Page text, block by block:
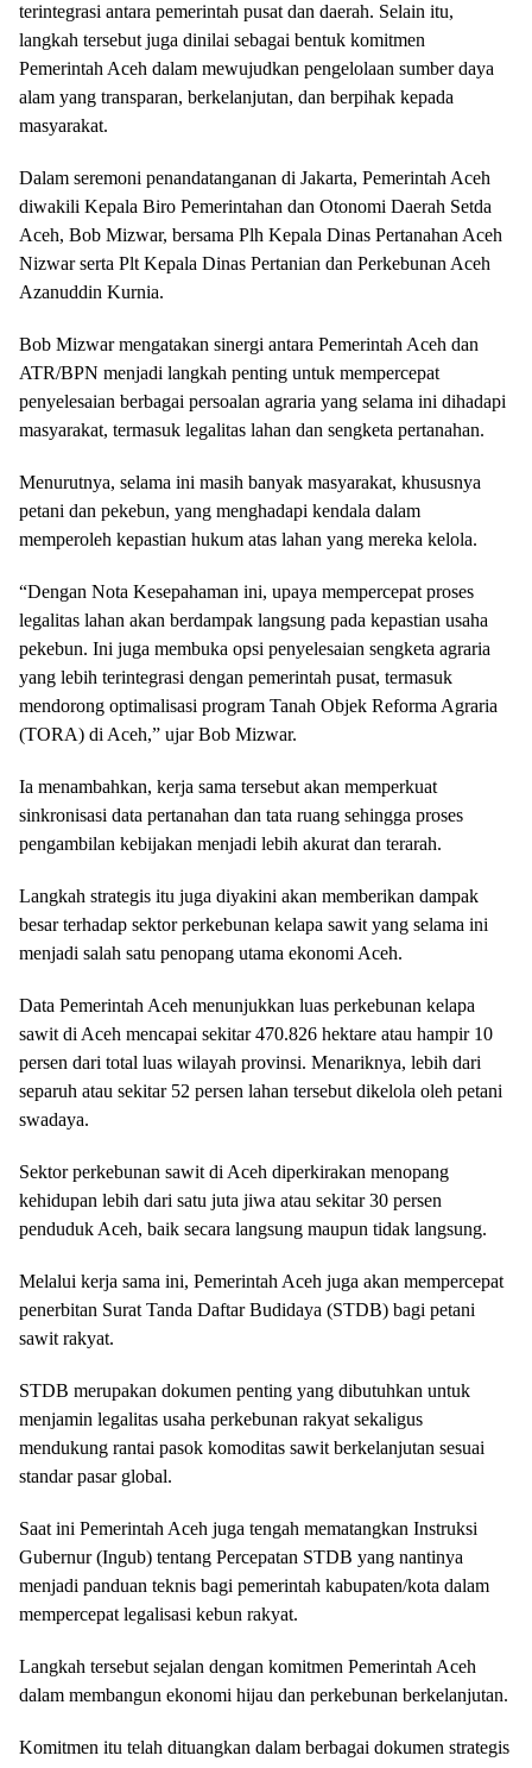
terintegrasi antara pemerintah pusat dan daerah. Selain itu,
langkah tersebut juga dinilai sebagai bentuk komitmen
Pemerintah Aceh dalam mewujudkan pengelolaan sumber daya
alam yang transparan, berkelanjutan, dan berpihak kepada
masyarakat.
Dalam seremoni penandatanganan di Jakarta, Pemerintah Aceh
diwakili Kepala Biro Pemerintahan dan Otonomi Daerah Setda
Aceh, Bob Mizwar, bersama Plh Kepala Dinas Pertanahan Aceh
Nizwar serta Plt Kepala Dinas Pertanian dan Perkebunan Aceh
Azanuddin Kurnia.
Bob Mizwar mengatakan sinergi antara Pemerintah Aceh dan
ATR/BPN menjadi langkah penting untuk mempercepat
penyelesaian berbagai persoalan agraria yang selama ini dihadapi
masyarakat, termasuk legalitas lahan dan sengketa pertanahan.
Menurutnya, selama ini masih banyak masyarakat, khususnya
petani dan pekebun, yang menghadapi kendala dalam
memperoleh kepastian hukum atas lahan yang mereka kelola.
“Dengan Nota Kesepahaman ini, upaya mempercepat proses
legalitas lahan akan berdampak langsung pada kepastian usaha
pekebun. Ini juga membuka opsi penyelesaian sengketa agraria
yang lebih terintegrasi dengan pemerintah pusat, termasuk
mendorong optimalisasi program Tanah Objek Reforma Agraria
(TORA) di Aceh,” ujar Bob Mizwar.
Ia menambahkan, kerja sama tersebut akan memperkuat
sinkronisasi data pertanahan dan tata ruang sehingga proses
pengambilan kebijakan menjadi lebih akurat dan terarah.
Langkah strategis itu juga diyakini akan memberikan dampak
besar terhadap sektor perkebunan kelapa sawit yang selama ini
menjadi salah satu penopang utama ekonomi Aceh.
Data Pemerintah Aceh menunjukkan luas perkebunan kelapa
sawit di Aceh mencapai sekitar 470.826 hektare atau hampir 10
persen dari total luas wilayah provinsi. Menariknya, lebih dari
separuh atau sekitar 52 persen lahan tersebut dikelola oleh petani
swadaya.
Sektor perkebunan sawit di Aceh diperkirakan menopang
kehidupan lebih dari satu juta jiwa atau sekitar 30 persen
penduduk Aceh, baik secara langsung maupun tidak langsung.
Melalui kerja sama ini, Pemerintah Aceh juga akan mempercepat
penerbitan Surat Tanda Daftar Budidaya (STDB) bagi petani
sawit rakyat.
STDB merupakan dokumen penting yang dibutuhkan untuk
menjamin legalitas usaha perkebunan rakyat sekaligus
mendukung rantai pasok komoditas sawit berkelanjutan sesuai
standar pasar global.
Saat ini Pemerintah Aceh juga tengah mematangkan Instruksi
Gubernur (Ingub) tentang Percepatan STDB yang nantinya
menjadi panduan teknis bagi pemerintah kabupaten/kota dalam
mempercepat legalisasi kebun rakyat.
Langkah tersebut sejalan dengan komitmen Pemerintah Aceh
dalam membangun ekonomi hijau dan perkebunan berkelanjutan.
Komitmen itu telah dituangkan dalam berbagai dokumen strategis